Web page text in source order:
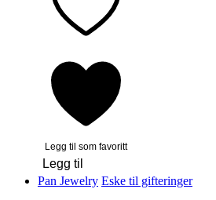
Legg til som favoritt
Legg til
Pan Jewelry Eske til gifteringer